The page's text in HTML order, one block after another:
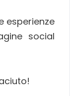
esperienze
social